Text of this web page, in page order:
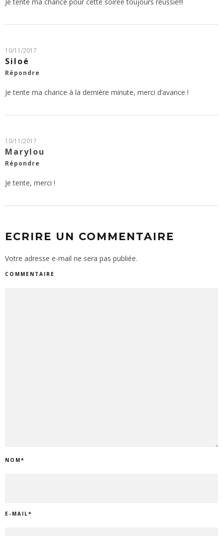
10/11/2017
Siloé
Répondre
Je tente ma chance à la dernière minute, merci d’avance !
10/11/2017
Marylou
Répondre
Je tente, merci !
ECRIRE UN COMMENTAIRE
Votre adresse e-mail ne sera pas publiée.
COMMENTAIRE
NOM*
E-MAIL*